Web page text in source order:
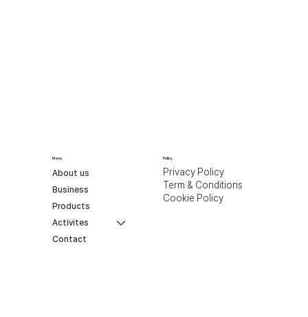
Menu
About us
Business
Products
Activites
Contact
Policy
Privacy Policy
Term & Conditions
Cookie Policy